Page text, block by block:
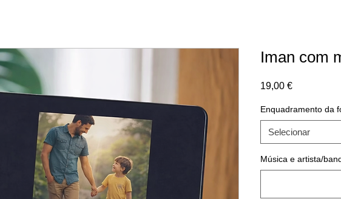
Iman com
19,00 €Preço
Enquadramento da
Selecionar
Música e artista/